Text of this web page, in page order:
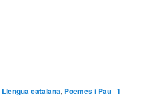
Llengua catalana, Poemes i Pau | 1